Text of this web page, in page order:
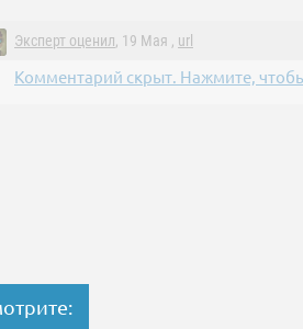
Эксперт оценил, 19 Мая , url
Комментарий скрыт. Нажмите,